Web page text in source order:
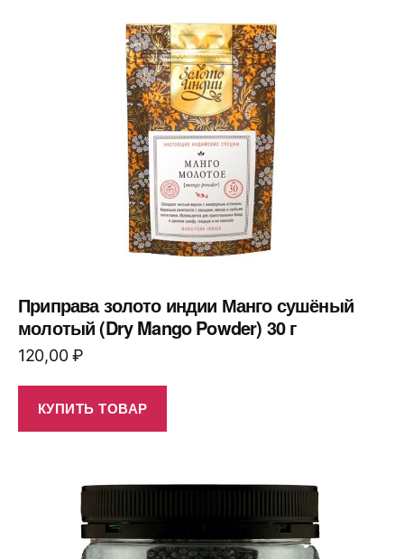
Приправа золото индии Манго сушёный
молотый (Dry Mango Powder) 30 г
120,00₽
КУПИТЬ ТОВАР